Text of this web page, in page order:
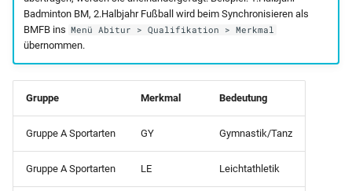
Ags)
Schülerliste
(Einschulmerkmal1 sortiert
Punkte, HF-Note)
Klassenlehrer)
Schülersummendaten
(Religion und
Fremdsprachen)
Klassenliste mit
Schülersummendaten
(Religion)
Badminton BM, 2.Halbjahr Fußball wird beim Synchronisieren als
BMFB ins Menü Abitur > Qualifikation > Merkmal
übernommen.
Gruppe Merkmal Bedeutung
Gruppe A Sportarten GY Gymnastik/Tanz
Gruppe A Sportarten LE Leichtathletik